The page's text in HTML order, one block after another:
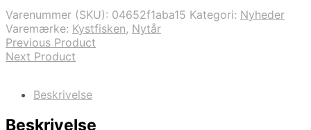
Varenummer (SKU): 04652f1aba15 Kategori: Nyheder
Varemærke: Kystfisken, Nytår
Previous Product
Next Product
Beskrivelse
Beskrivelse